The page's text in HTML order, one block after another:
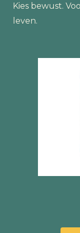
Kies bewust.
leven.